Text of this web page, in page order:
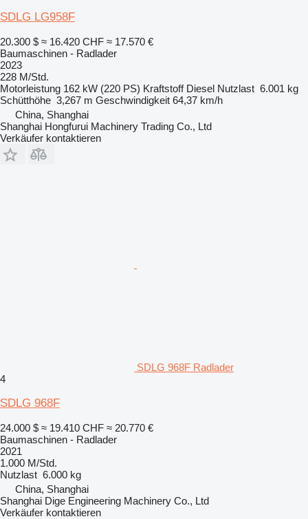
SDLG LG958F
20.300 $ ≈ 16.420 CHF ≈ 17.570 €
Baumaschinen - Radlader
2023
228 M/Std.
Motorleistung 162 kW (220 PS) Kraftstoff Diesel Nutzlast 6.001 kg
Schütthöhe 3,267 m Geschwindigkeit 64,37 km/h
China, Shanghai
Shanghai Hongfurui Machinery Trading Co., Ltd
Verkäufer kontaktieren
SDLG 968F Radlader
4
SDLG 968F
24.000 $ ≈ 19.410 CHF ≈ 20.770 €
Baumaschinen - Radlader
2021
1.000 M/Std.
Nutzlast 6.000 kg
China, Shanghai
Shanghai Dige Engineering Machinery Co., Ltd
Verkäufer kontaktieren